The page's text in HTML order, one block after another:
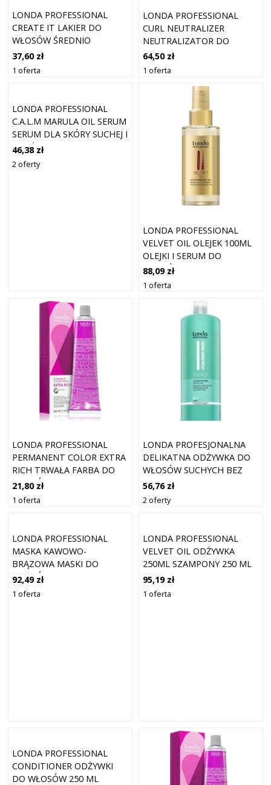
LONDA PROFESSIONAL
CREATE IT LAKIER DO
WŁOSÓW ŚREDNIO
UTRWALAJĄCY 250 ML
37,60 zł
1 oferta
LONDA PROFESSIONAL
CURL NEUTRALIZER
NEUTRALIZATOR DO
TRWAŁEJ ONDULACJI 1000
ML
64,50 zł
1 oferta
LONDA PROFESSIONAL
C.A.L.M MARULA OIL SERUM
SERUM DLA SKÓRY SUCHEJ I
WRAŻLIWEJ 6 X 9 ML
46,38 zł
2 oferty
LONDA PROFESSIONAL
VELVET OIL OLEJEK 100ML
OLEJKI I SERUM DO
WŁOSÓW 100 ML
88,09 zł
1 oferta
LONDA PROFESSIONAL
PERMANENT COLOR EXTRA
RICH TRWAŁA FARBA DO
WŁOSÓW 3/0 60 ML
21,80 zł
1 oferta
LONDA PROFESJONALNA
DELIKATNA ODŻYWKA DO
WŁOSÓW SUCHYCH BEZ
POŁYSKU PURA -
POJEMNOŚĆ: 1000 ML
56,76 zł
2 oferty
LONDA PROFESSIONAL
MASKA KAWOWO-
BRĄZOWA MASKI DO
WŁOSÓW 200 ML DAMSKI
92,49 zł
1 oferta
LONDA PROFESSIONAL
VELVET OIL ODŻYWKA
250ML SZAMPONY 250 ML
95,19 zł
1 oferta
LONDA PROFESSIONAL
CONDITIONER ODŻYWKI
DO WŁOSÓW 250 ML